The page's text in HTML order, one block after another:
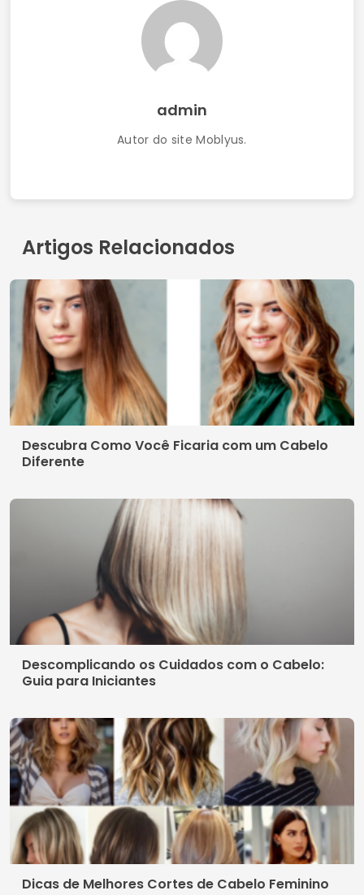
admin
Autor do site Moblyus.
Artigos Relacionados
Descubra Como Você Ficaria com um Cabelo
Diferente
Descomplicando os Cuidados com o Cabelo:
Guia para Iniciantes
Dicas de Melhores Cortes de Cabelo Feminino